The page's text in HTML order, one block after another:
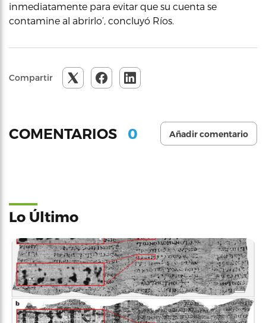
inmediatamente para evitar que su cuenta se
contamine al abrirlo’, concluyó Ríos.
Compartir
COMENTARIOS 0 Añadir comentario
Lo Último